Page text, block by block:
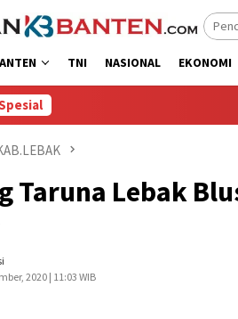
TNI NASIONAL EKONOMI
Taruna Lebak
2020 | 11:03 WIB